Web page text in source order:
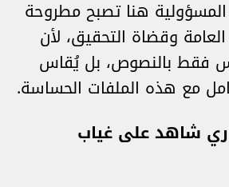
هنا تصبح مطروحة
وقضاة التحقيق، لأن
فقط بالنصوص، بل يُقاس
مع هذه الملفات الحساسة.
شاهد على غياب